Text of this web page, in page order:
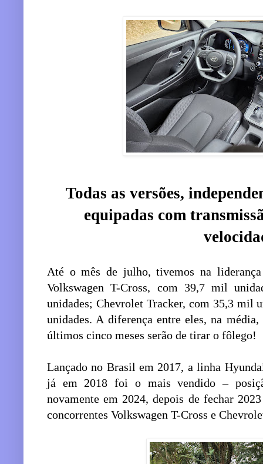
Todas as versões,
equipadas com
Até o mês de julho, tivemos na
Volkswagen T-Cross, com 39,7 mil
unidades; Chevrolet Tracker, com 35,3 mil
unidades. A diferença entre eles, na
últimos cinco meses serão de tirar o fôlego!
Lançado no Brasil em 2017, a linha
já em 2018 foi o mais vendido –
novamente em 2024, depois de fechar
concorrentes Volkswagen T-Cross e